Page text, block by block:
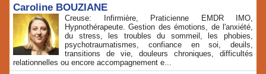
Caroline BOUZIANE
Creuse: Infirmière, Praticienne EMDR IMO,
Hypnothérapeute. Gestion des émotions, de l'anxiété,
du stress, les troubles du sommeil, les phobies,
psychotraumatismes, confiance en soi, deuils,
transitions de vie, douleurs chroniques, difficultés
relationnelles ou encore accompagnement e...